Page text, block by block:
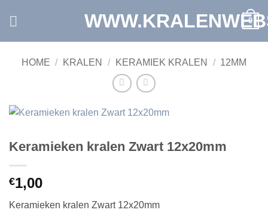
0
HOME / KRALEN / KERAMIEK KRALEN / 12MM
Keramieken kralen Zwart 12x20mm
€1,00
Keramieken kralen Zwart 12x20mm